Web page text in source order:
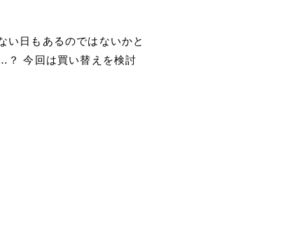
い日もあるのではないかと
？ 今回は買い替えを検討